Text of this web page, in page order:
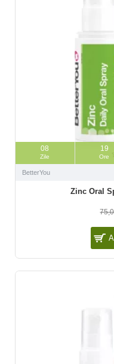
08
Zile
19
Ore
BetterYou
Zinc Oral